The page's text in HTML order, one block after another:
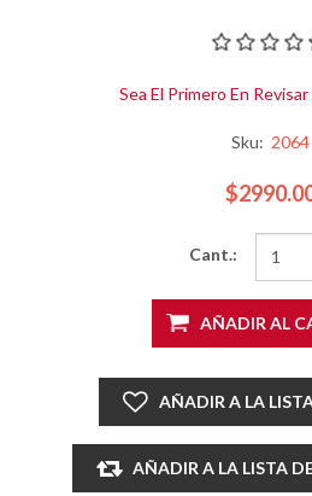
Sea El Primero En
Sku: 2064
Cant.:
AÑADIR AL
AÑADIR A LA
AÑADIR A LA LISTA